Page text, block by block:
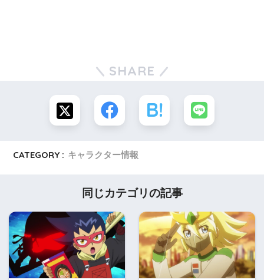
SHARE
CATEGORY : キャラクター情報
同じカテゴリの記事